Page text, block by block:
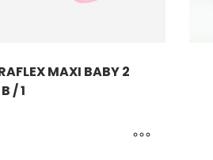
MAXI BABY 2
/ 1